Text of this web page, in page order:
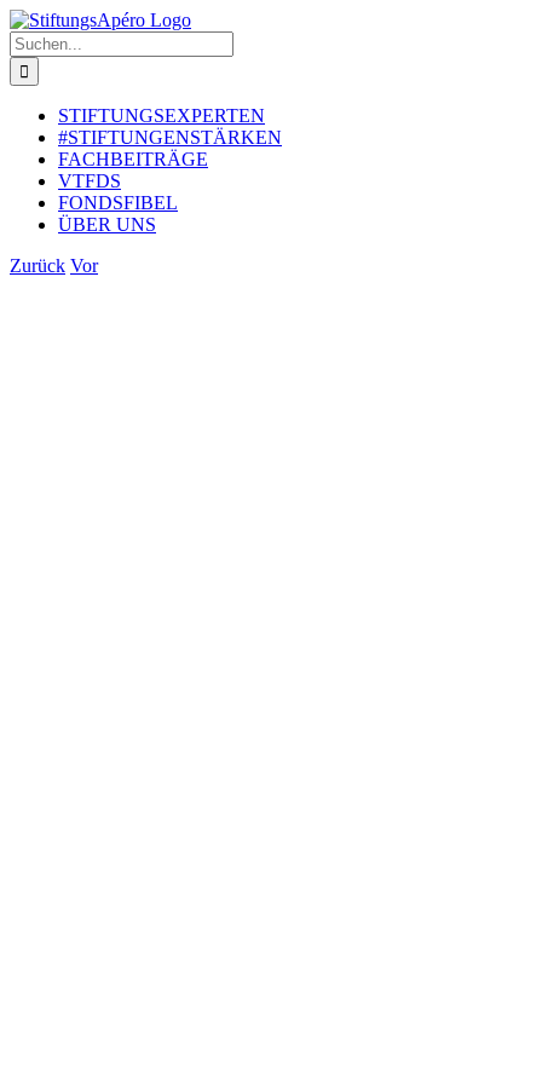
Zum
Inhalt
springen
Suche
nach:
STIFTUNGSEXPERTEN
#STIFTUNGENSTÄRKEN
FACHBEITRÄGE
VTFDS
FONDSFIBEL
ÜBER UNS
Zurück Vor